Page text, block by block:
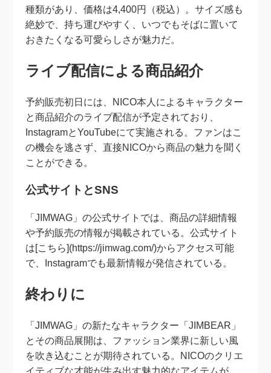
種類があり、価格は4,400円（税込）。サイズ感も
絶妙で、持ち運びやすく、いつでもそばに置いて
おきたくなる可愛らしさが魅力だ。
ライブ配信による商品紹介
予約販売初日には、NICO本人によるキャラクター
と商品紹介のライブ配信が予定されており、
InstagramとYouTubeにて実施される。ファンはこ
の機会を逃さず、直接NICOから商品の魅力を聞く
ことができる。
公式サイトとSNS
「JIMWAG」の公式サイトでは、商品の詳細情報
や予約販売の情報が掲載されている。公式サイト
は[こちら](https://jimwag.com/)からアクセス可能
で、Instagramでも最新情報が発信されている。
終わりに
「JIMWAG」の新たなキャラクター「JIMBEAR」
とその商品展開は、ファッション業界に新しい風
を吹き込むことが期待されている。NICOのクリエ
イティブな才能が生み出す魅力的なアイテムが、